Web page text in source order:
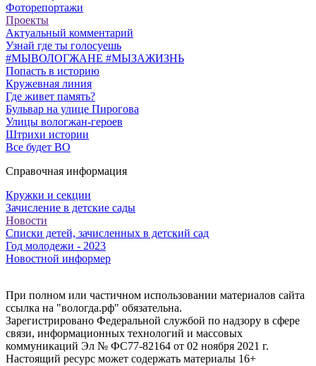
Фоторепортажи
Проекты
Актуальный комментарий
Узнай где ты голосуешь
#МЫВОЛОГЖАНЕ #МЫЗАЖИЗНЬ
Попасть в историю
Кружевная линия
Где живет память?
Бульвар на улице Пирогова
Улицы вологжан-героев
Штрихи истории
Все будет ВО
Справочная информация
Кружки и секции
Зачисление в детские сады
Новости
Списки детей, зачисленных в детский сад
Год молодежи - 2023
Новостной информер
При полном или частичном использовании материалов сайта
ссылка на "вологда.рф" обязательна.
Зарегистрировано Федеральной службой по надзору в сфере
связи, информационных технологий и массовых
коммуникаций Эл № ФС77-82164 от 02 ноября 2021 г.
Настоящий ресурс может содержать материалы 16+